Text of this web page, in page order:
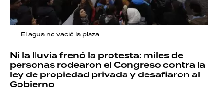
El agua no vació la plaza
Ni la lluvia frenó la protesta: miles de
personas rodearon el Congreso contra la
ley de propiedad privada y desafiaron al
Gobierno